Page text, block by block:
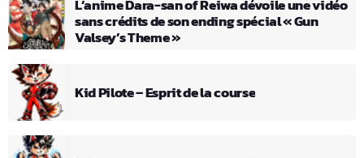
L’anime Dara-san of Reiwa dévoile une vidéo
sans crédits de son ending spécial « Gun
Valsey’s Theme »
Kid Pilote – Esprit de la course